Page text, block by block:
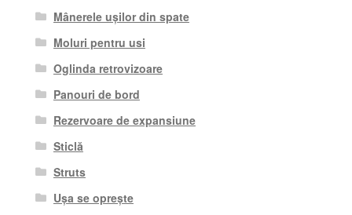
Mânerele ușilor din spate
Moluri pentru usi
Oglinda retrovizoare
Panouri de bord
Rezervoare de expansiune
Sticlă
Struts
Ușa se oprește